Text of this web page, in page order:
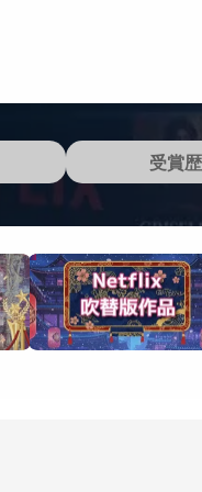
受賞歴